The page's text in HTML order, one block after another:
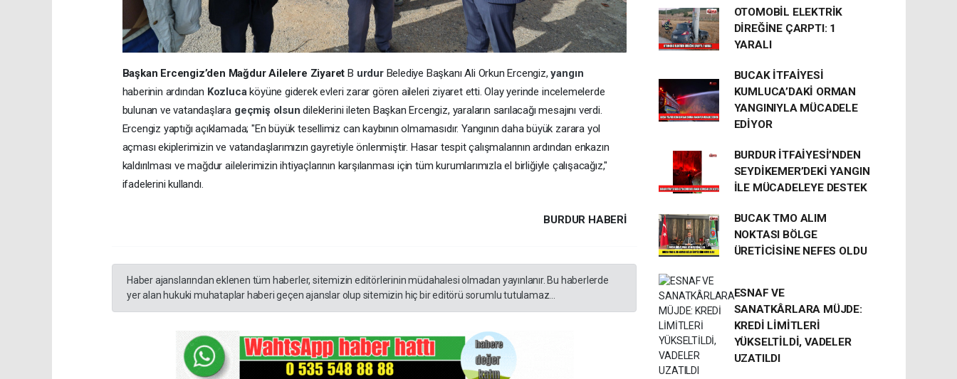
Başkan Ercengiz’den Mağdur Ailelere Ziyaret B urdur Belediye Başkanı Ali Orkun Ercengiz,yangın
haberinin ardından Kozluca köyüne giderek evleri zarar gören aileleri ziyaret etti. Olay yerinde incelemelerde
bulunan ve vatandaşlara geçmiş olsundileklerini ileten Başkan Ercengiz, yaraların sarılacağı mesajını verdi.
Ercengiz yaptığı açıklamada; "En büyük tesellimiz can kaybının olmamasıdır. Yangının daha büyük zarara yol
açması ekiplerimizin ve vatandaşlarımızın gayretiyle önlenmiştir. Hasar tespit çalışmalarının ardından enkazın
kaldırılması ve mağdur ailelerimizin ihtiyaçlarının karşılanması için tüm kurumlarımızla el birliğiyle çalışacağız,"
ifadelerini kullandı.
BURDUR HABERİ
Haber ajanslarından eklenen tüm haberler, sitemizin editörlerinin müdahalesi olmadan yayınlanır. Bu haberlerde
yer alan hukuki muhataplar haberi geçen ajanslar olup sitemizin hiç bir editörü sorumlu tutulamaz...
OTOMOBİL ELEKTRİK
DİREĞİNE ÇARPTI: 1
YARALI
BUCAK İTFAİYESİ
KUMLUCA’DAKİ ORMAN
YANGINIYLA MÜCADELE
EDİYOR
BURDUR İTFAİYESİ’NDEN
SEYDİKEMER’DEKİ YANGIN
İLE MÜCADELEYE DESTEK
BUCAK TMO ALIM
NOKTASI BÖLGE
ÜRETİCİSİNE NEFES OLDU
ESNAF VE
SANATKÂRLARA MÜJDE:
KREDİ LİMİTLERİ
YÜKSELTİLDİ, VADELER
UZATILDI